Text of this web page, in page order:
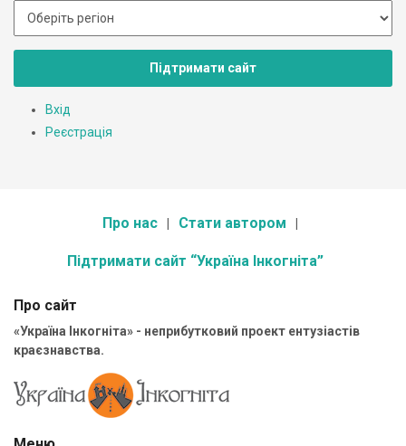
Підтримати сайт
Вхід
Реєстрація
Про нас Стати автором
Підтримати сайт “Україна Інкогніта”
Про сайт
«Україна Інкогніта» - неприбутковий проект ентузіастів
краєзнавства.